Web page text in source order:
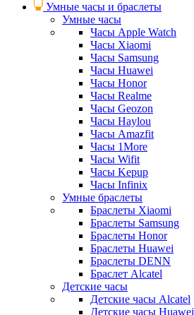
Умные часы и браслеты
Умные часы
Часы Apple Watch
Часы Xiaomi
Часы Samsung
Часы Huawei
Часы Honor
Часы Realme
Часы Geozon
Часы Haylou
Часы Amazfit
Часы 1More
Часы Wifit
Часы Kepup
Часы Infinix
Умные браслеты
Браслеты Xiaomi
Браслеты Samsung
Браслеты Honor
Браслеты Huawei
Браслеты DENN
Браслет Alcatel
Детские часы
Детские часы Alcatel
Детские часы Huawei